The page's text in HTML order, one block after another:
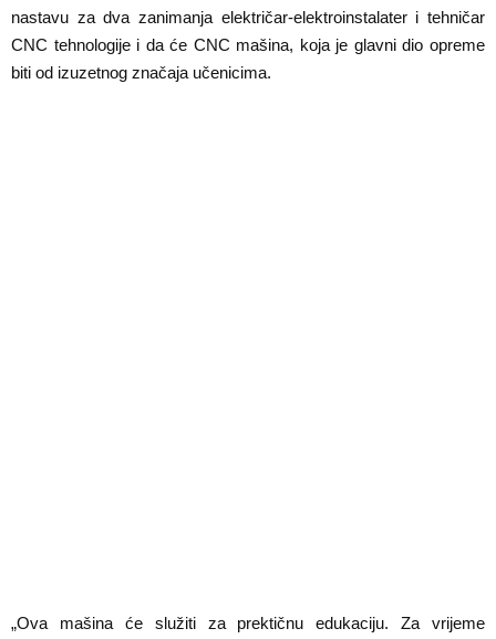
E
nastavu za dva zanimanja električar-elektroinstalater i tehničar
CNC tehnologije i da će CNC mašina, koja je glavni dio opreme
biti od izuzetnog značaja učenicima.
„Ova mašina će služiti za prektičnu edukaciju. Za vrijeme